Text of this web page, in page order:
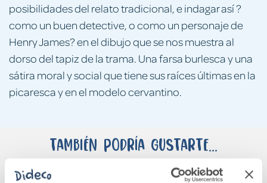
posibilidades del relato tradicional, e indagar así ?
como un buen detective, o como un personaje de
Henry James? en el dibujo que se nos muestra al
dorso del tapiz de la trama. Una farsa burlesca y una
sátira moral y social que tiene sus raíces últimas en la
picaresca y en el modelo cervantino.
También podría gustarte...